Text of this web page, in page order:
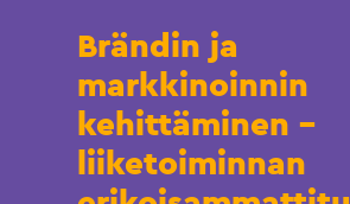
Brändin ja
markkinoinnin
kehittäminen –
liiketoiminnan